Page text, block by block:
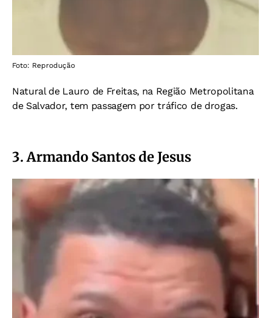
Foto: Reprodução
Natural de Lauro de Freitas, na Região Metropolitana
de Salvador, tem passagem por tráfico de drogas.
3. Armando Santos de Jesus